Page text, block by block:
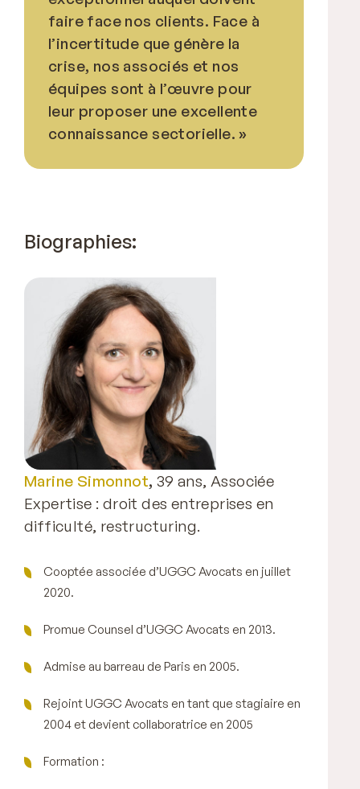
faire face nos clients. Face à
l’incertitude que génère la
crise, nos associés et nos
équipes sont à l’œuvre pour
leur proposer une excellente
connaissance sectorielle. »
Biographies:
Marine Simonnot, 39 ans, Associée
Expertise : droit des entreprises en
difficulté, restructuring.
Cooptée associée d’UGGC Avocats en juillet
2020.
Promue Counsel d’UGGC Avocats en 2013.
Admise au barreau de Paris en 2005.
Rejoint UGGC Avocats en tant que stagiaire en
2004 et devient collaboratrice en 2005
Formation :